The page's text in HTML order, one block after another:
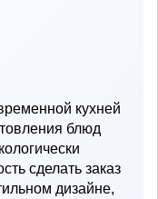
кухней
блюд
сделать заказ
дизайне,